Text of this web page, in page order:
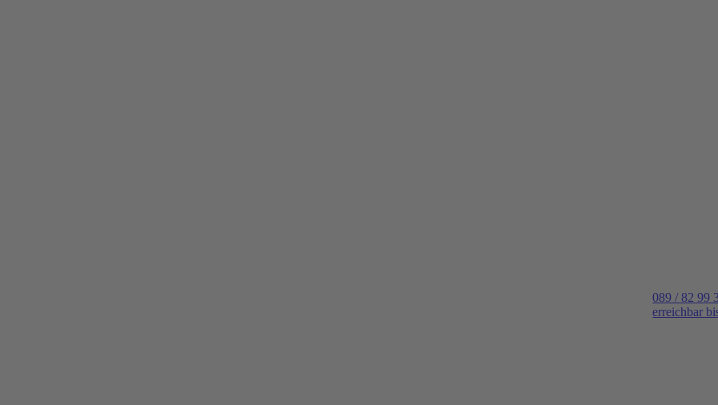
089 / 82 99
erreichbar